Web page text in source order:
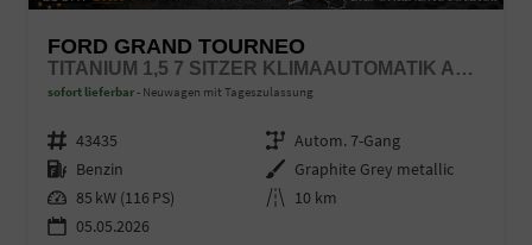
FORD GRAND TOURNEO
TITANIUM 1,5 7 SITZER KLIMAAUTOMATIK ANHÄNGERKUPPLUNG SITZHEIZUNG EINPARKHILFE KAMERA 17 ZOLL LEICHTMETALL ACC
sofort lieferbar Neuwagen mit Tageszulassung
Fahrzeugnr. 43435 Getriebe Autom. 7-Gang
Kraftstoff Benzin Außenfarbe Graphite Grey metallic
Leistung 85 kW (116 PS) Kilometerstand 10 km
05.05.2026